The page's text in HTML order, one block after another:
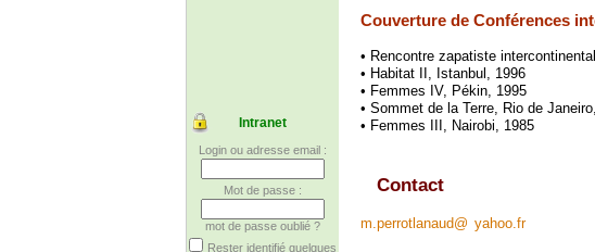
Intranet
Login ou adresse email :
Mot de passe :
mot de passe oublié ?
Rester identifié quelques
Couverture de Conférences
• Rencontre zapatiste
• Habitat II, Istanbul, 1996
• Femmes IV, Pékin, 1995
• Sommet de la Terre, Rio de
• Femmes III, Nairobi, 1985
Contact
m.perrotlanaud@ yahoo.fr